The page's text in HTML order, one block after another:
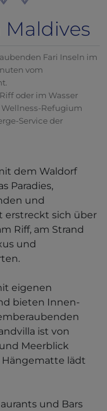
Fari Inseln im
vom
oder im Wasser
Refugium
Service der
dem Waldorf
Paradies,
und
erstreckt sich über
Riff, am Strand
und
eigenen
bieten Innen-
ist von
Meerblick
lädt
und Bars